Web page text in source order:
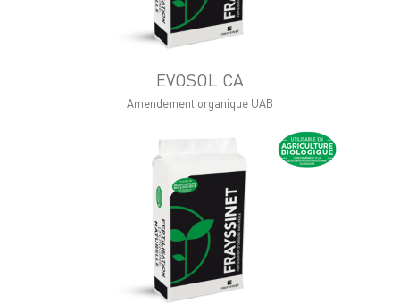
EVOSOL CA
Amendement organique UAB